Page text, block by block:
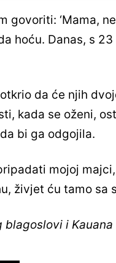
govoriti: ‘Mama,
hoću. Danas, s
da će njih
kada se oženi,
bi ga odgojila.
mojoj
živjet ću tamo sa
blagoslovi i